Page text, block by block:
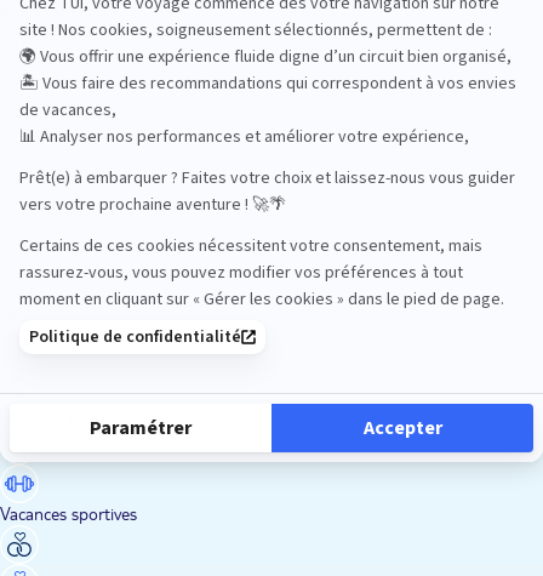
Road Trips
Safari
Sénior
Vacances sportives